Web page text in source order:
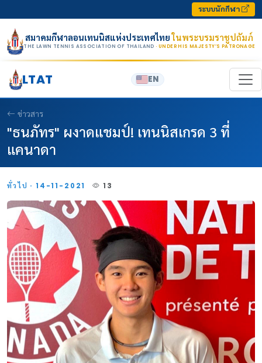
ระบบนักกีฬา
สมาคมกีฬาลอนเทนนิสแห่งประเทศไทยในพระบรมราชูปถัมภ์
THE LAWN TENNIS ASSOCIATION OF THAILAND · UNDER HIS MAJESTY’S PATRONAGE
LTAT EN
ข่าวสาร
"ธนภัทร" ผงาดแชมป์! เทนนิสเกรด 3 ที่
แคนาดา
ทั่วไป · 14-11-2021 13